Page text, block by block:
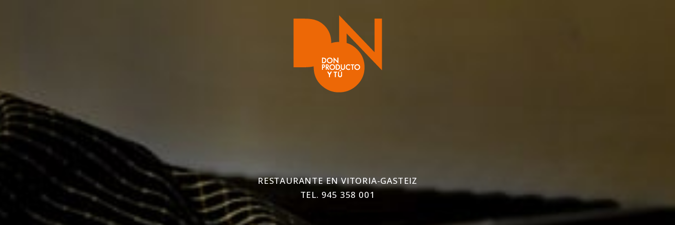
RESTAURANTE EN VITORIA-GASTEIZ
TEL. 945 358 001